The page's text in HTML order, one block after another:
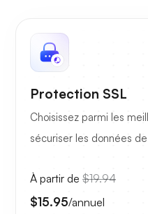
Protection SSL
Choisissez parmi les
sécuriser les données
À partir de $19.94
$15.95/annuel